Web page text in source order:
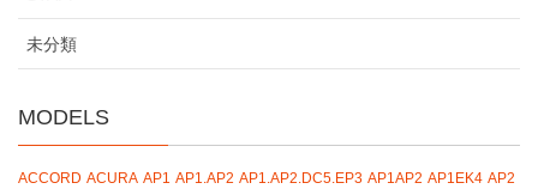
未分類
MODELS
ACCORD ACURA AP1 AP1.AP2 AP1.AP2.DC5.EP3 AP1AP2 AP1EK4 AP2